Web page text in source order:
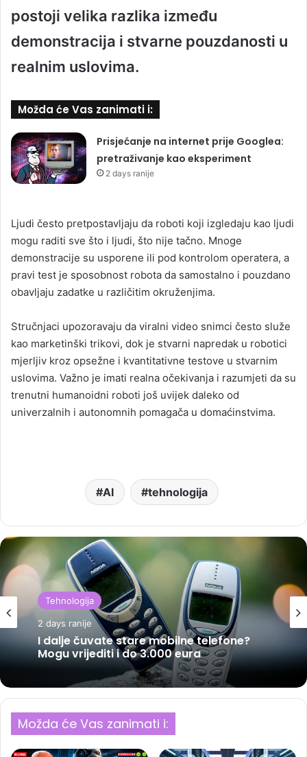
postoji velika razlika između
demonstracija i stvarne pouzdanosti u
realnim uslovima.
Možda će Vas zanimati i:
Prisjećanje na internet prije Googlea:
pretraživanje kao eksperiment
2 days ranije
Ljudi često pretpostavljaju da roboti koji izgledaju kao ljudi
mogu raditi sve što i ljudi, što nije tačno. Mnoge
demonstracije su usporene ili pod kontrolom operatera, a
pravi test je sposobnost robota da samostalno i pouzdano
obavljaju zadatke u različitim okruženjima.
Stručnjaci upozoravaju da viralni video snimci često služe
kao marketinški trikovi, dok je stvarni napredak u robotici
mjerljiv kroz opsežne i kvantitativne testove u stvarnim
uslovima. Važno je imati realna očekivanja i razumjeti da su
trenutni humanoidni roboti još uvijek daleko od
univerzalnih i autonomnih pomagača u domaćinstvima.
AI tehnologija
Tehnologija
2 days ranije
I dalje čuvate stare mobilne telefone?
Mogu vrijediti i do 3.000 eura
Možda će Vas zanimati i: